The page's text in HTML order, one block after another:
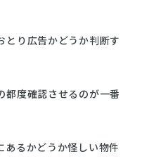
とり広告かどうか判断す
都度確認させるのが一番
あるかどうか怪しい物件